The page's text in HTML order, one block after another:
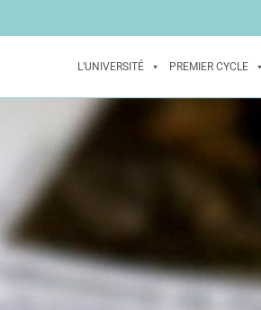
L'UNIVERSITÉ PREMIER CYCLE